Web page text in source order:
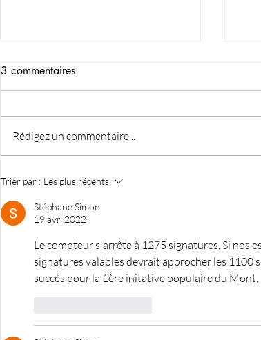
Le temps des illusions touche à
3 commentaires
Rédigez un commentaire...
Trier par : Les plus récents
Stéphane Simon
19 avr. 2022
Le compteur s'arrête à 1275 signatures. Si nos
signatures valables devrait approcher les 1100
succès pour la 1ère initative populaire du Mont.